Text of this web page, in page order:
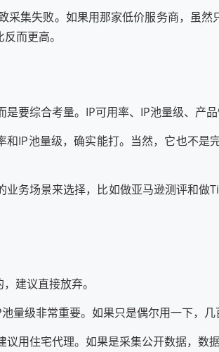
集失败。如果用那家低价服务商，虽
而更高。
要综合考量。IP可用率、IP池量级、产
IP池量级，确实能打。当然，它也不是
务场景来选择，比如做亚马逊测评和做
建议直接放弃。
量级非常重要。如果只是偶尔用一下，几
用住宅代理。如果是采集公开数据，数